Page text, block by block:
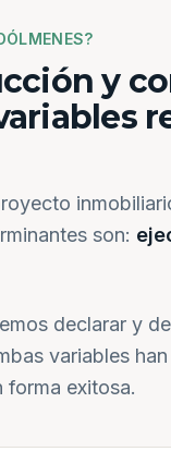
y
son:
declarar y
variables
forma exitosa.